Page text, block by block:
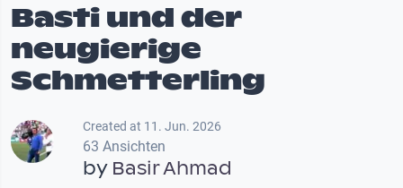
Basti und der
neugierige
Schmetterling
Created at 11. Jun. 2026
63 Ansichten
by Basir Ahmad